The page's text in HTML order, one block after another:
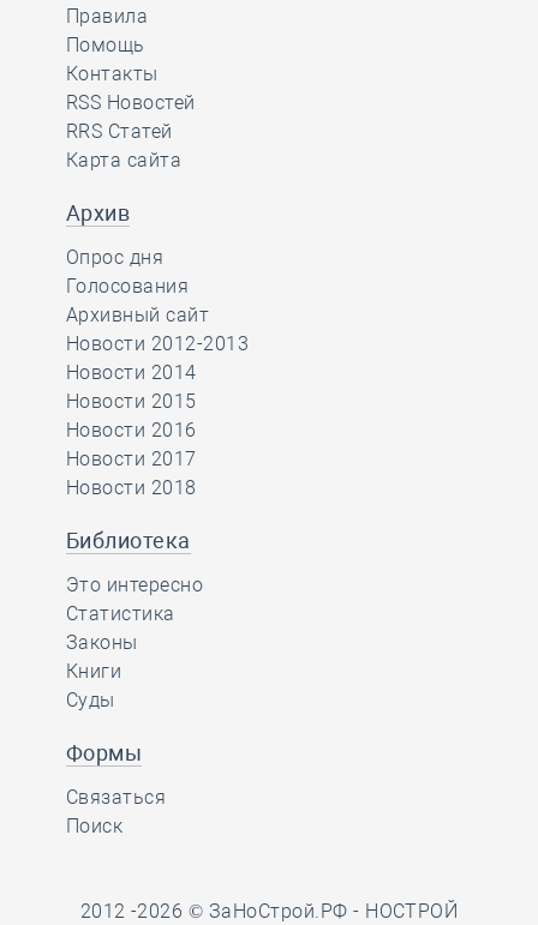
Правила
Помощь
Контакты
RSS Новостей
RRS Статей
Карта сайта
Архив
Опрос дня
Голосования
Архивный сайт
Новости 2012-2013
Новости 2014
Новости 2015
Новости 2016
Новости 2017
Новости 2018
Библиотека
Это интересно
Статистика
Законы
Книги
Суды
Формы
Связаться
Поиск
2012 -2026 © ЗаНоСтрой.РФ - НОСТРОЙ